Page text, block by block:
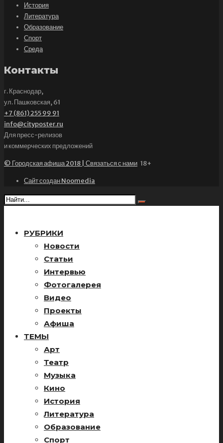
История
Литература
Образование
Спорт
Среда
Контакты
г. Краснодар,
ул. Пашковская, 61
+7 (861) 255 99 91
info@cityposter.ru
Для пресс-релизов
и коммерческих предложений
© Городская афиша 2018 | Связаться с нами 18+
Сайт создан Noomedia
РУБРИКИ
Новости
Статьи
Интервью
Фотогалерея
Видео
Проекты
Афиша
ТЕМЫ
Арт
Театр
Музыка
Кино
История
Литература
Образование
Спорт